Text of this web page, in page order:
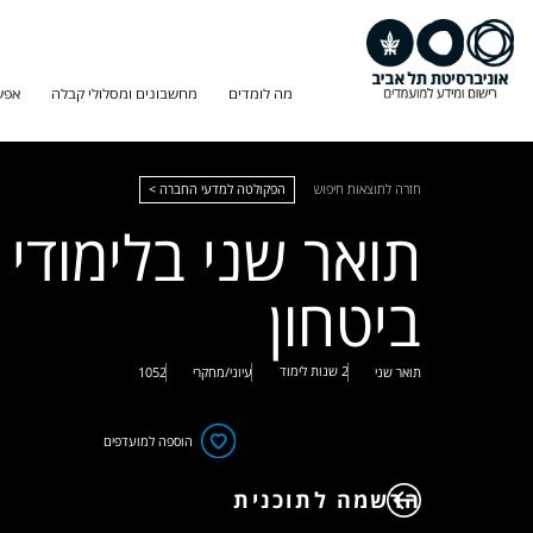
מה לומדים מחשבונים ומסלולי קבלה
חזרה לתוצאות חיפוש הפקולטה למדעי החברה >
תואר שני בלימודי
ביטחון
תואר שני 2 שנות לימוד עיוני/מחקרי 1052
הוספה למועדפים
הרשמה לתוכנית